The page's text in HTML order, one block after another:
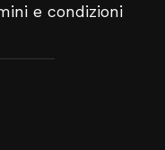
e condizioni